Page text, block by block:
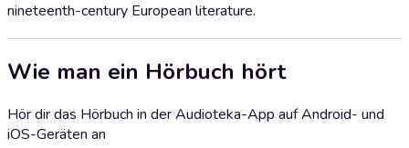
nineteenth-century European literature.
Wie man ein Hörbuch hört
Hör dir das Hörbuch in der Audioteka-App auf Android- und
iOS-Geräten an